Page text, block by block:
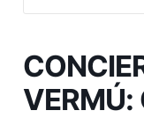
VERMÚ: